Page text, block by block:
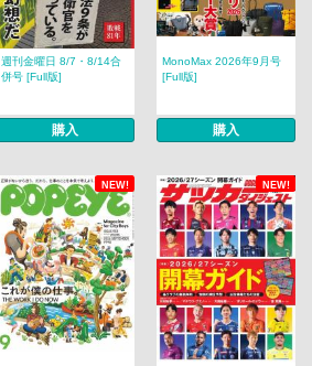
週刊金曜日 8/7・8/14合
併号 [Full版]
購入
MonoMax 2026年9月号
[Full版]
購入
NEW! NEW!